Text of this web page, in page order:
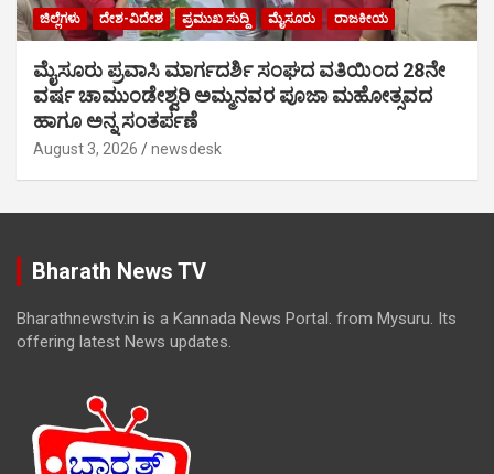
ಜಿಲ್ಲೆಗಳು ದೇಶ-ವಿದೇಶ ಪ್ರಮುಖ ಸುದ್ದಿ ಮೈಸೂರು ರಾಜಕೀಯ
ಮೈಸೂರು ಪ್ರವಾಸಿ ಮಾರ್ಗದರ್ಶಿ ಸಂಘದ ವತಿಯಿಂದ 28ನೇ
ವರ್ಷ ಚಾಮುಂಡೇಶ್ವರಿ ಅಮ್ಮನವರ ಪೂಜಾ ಮಹೋತ್ಸವದ
ಹಾಗೂ ಅನ್ನ ಸಂತರ್ಪಣೆ
August 3, 2026 newsdesk
Bharath News TV
Bharathnewstv.in is a Kannada News Portal. from Mysuru. Its
offering latest News updates.